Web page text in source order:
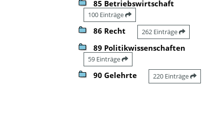
85 Betriebswirtschaft
100 Einträge
86 Recht 262 Einträge
89 Politikwissenschaften
59 Einträge
90 Gelehrte 220 Einträge